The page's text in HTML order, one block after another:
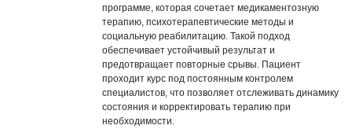
программе, которая сочетает медикаментозную
терапию, психотерапевтические методы и
социальную реабилитацию. Такой подход
обеспечивает устойчивый результат и
предотвращает повторные срывы. Пациент
проходит курс под постоянным контролем
специалистов, что позволяет отслеживать динамику
состояния и корректировать терапию при
необходимости.